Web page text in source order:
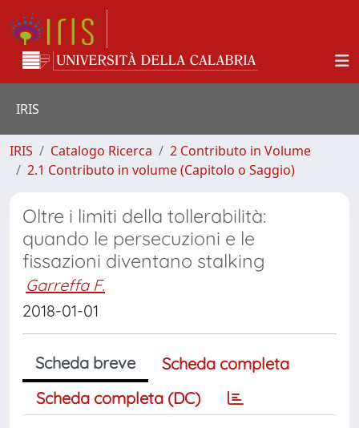
IRIS
IRIS Catalogo Ricerca
2 Contributo in Volume
2.1 Contributo in volume (Capitolo o Saggio)
Oltre i limiti della tollerabilità:
quando le persecuzioni e le
fissazioni diventano stalking
Garreffa F.
2018-01-01
Scheda breve
Scheda completa
Scheda completa (DC)